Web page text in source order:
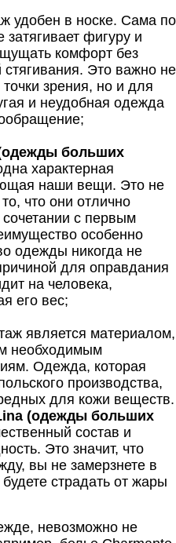
удобен в носке. Сама по
затягивает фигуру и
комфорт без
Это важно не
точки зрения, но и для
и неудобная одежда
больших
характерная
наши вещи. Это не
что они отлично
с первым
особенно
одежды никогда не
для оправдания
на человека,
его вес;
является материалом,
необходимым
Одежда, которая
производства,
для кожи веществ.
(одежды больших
состав и
Это значит, что
вы не замерзнете в
страдать от жары
невозможно не